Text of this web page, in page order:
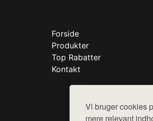
Vi bruger cookies
mere relevant
Forside
Produkter
Top Rabatter
Kontakt